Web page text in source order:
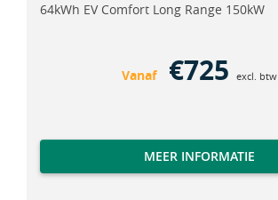
64kWh EV Comfort Long Range 150kW
Vanaf €725 excl. btw
MEER INFORMATIE